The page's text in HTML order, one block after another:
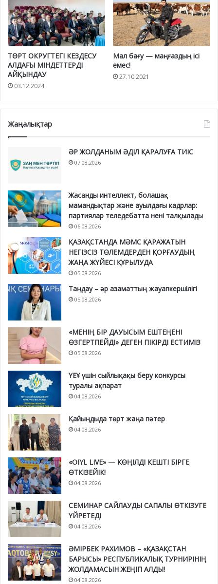
ТӨРТ ОКРУГТЕГІ КЕЗДЕСУ
АЛДАҒЫ МІНДЕТТЕРДІ
АЙҚЫНДАУ
03.12.2024
Мал бағу — маңғаздың ісі
емес!
27.10.2021
Жаңалықтар
ӘР ЖОЛДАНЫМ ӘДІЛ ҚАРАЛУҒА ТИІС
07.08.2026
Жасанды интеллект, болашақ
мамандықтар және ауылдағы кадрлар:
партиялар теледебатта нені талқылады
06.08.2026
ҚАЗАҚСТАНДА МӘМС ҚАРАЖАТЫН
НЕГІЗСІЗ ТӨЛЕМДЕРДЕН ҚОРҒАУДЫҢ
ЖАҢА ЖҮЙЕСІ ҚҰРЫЛУДА
05.08.2026
Таңдау – әр азаматтың жауапкершілігі
05.08.2026
«МЕНІҢ БІР ДАУЫСЫМ ЕШТЕҢЕНІ
ӨЗГЕРТПЕЙДІ» ДЕГЕН ПІКІРДІ ЕСТИМІЗ
05.08.2026
ҮЕҰ үшін сыйлықақы беру конкурсы
туралы ақпарат
04.08.2026
Қайыңдыда төрт жаңа пәтер
04.08.2026
«OIYL LIVE» — КӨҢІЛДІ КЕШТІ БІРГЕ
ӨТКІЗЕЙІК!
04.08.2026
СЕМИНАР САЙЛАУДЫ САПАЛЫ ӨТКІЗУГЕ
ҮЙРЕТЕДІ
04.08.2026
ӘМІРБЕК РАХИМОВ – «ҚАЗАҚСТАН
БАРЫСЫ» РЕСПУБЛИКАЛЫҚ ТУРНИРІНІҢ
ЖОЛДАМАСЫН ЖЕҢІП АЛДЫ!
04.08.2026